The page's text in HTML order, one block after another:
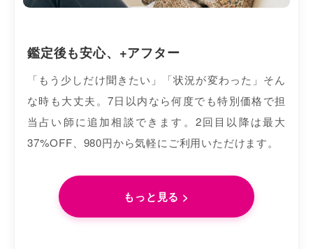
鑑定後も安心、+アフター
「もう少しだけ聞きたい」「状況が変わった」そん
な時も大丈夫。7日以内なら何度でも特別価格で担
当占い師に追加相談できます。2回目以降は最大
37%OFF、980円から気軽にご利用いただけます。
もっと見る >